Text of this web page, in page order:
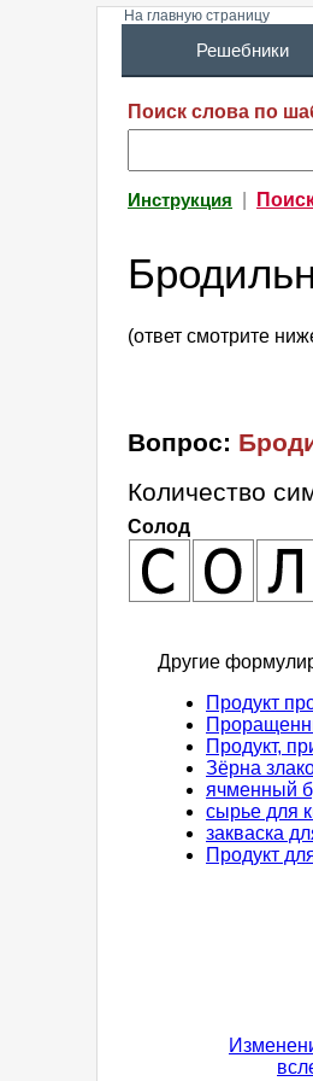
На главную страницу
Решебники
Поиск слова по
Инструкция
(ответ смотрите
Вопрос:
Количество
Солод
Другие
Продукт
Продукт,
Зёрна
ячменный
сырье для
закваска
Продукт